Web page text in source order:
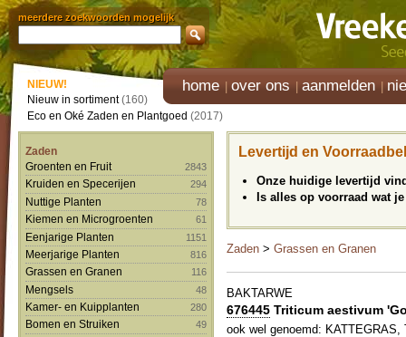
meerdere zoekwoorden mogelijk
home over ons aanmelden
NIEUW!
Nieuw in sortiment(160)
Eco en Oké Zaden en Plantgoed (2017)
Zaden
Groenten en Fruit
2843
Kruiden en Specerijen 294
Nuttige Planten 78
Kiemen en Microgroenten 61
Eenjarige Planten 1151
Meerjarige Planten 816
Grassen en Granen 116
Mengsels 48
Kamer- en Kuipplanten 280
Bomen en Struiken 49
Levertijd en
Onze huidige levertijd
Is alles op voorraad wat
Zaden > Grassen en Granen
BAKTARWE
676445 Triticum aestivum
ook wel genoemd: KATTEGRAS,